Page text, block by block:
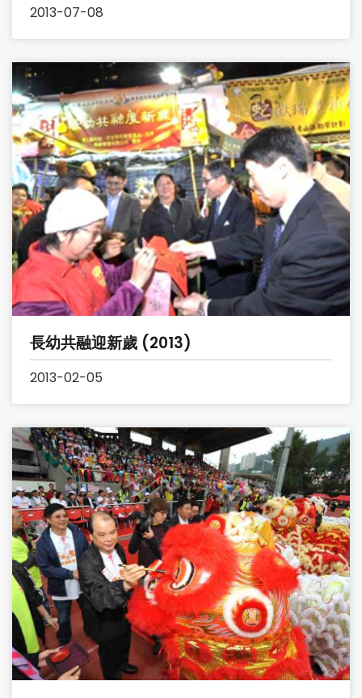
2013-07-08
長幼共融迎新歲 (2013)
2013-02-05